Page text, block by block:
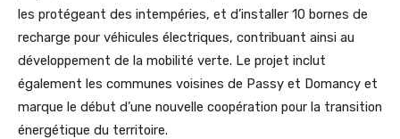
les protégeant des intempéries, et d’installer 10 bornes de
recharge pour véhicules électriques, contribuant ainsi au
développement de la mobilité verte. Le projet inclut
également les communes voisines de Passy et Domancy et
marque le début d’une nouvelle coopération pour la transition
énergétique du territoire.